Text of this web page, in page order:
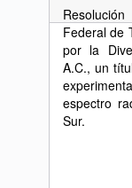
Federal de
por la
A.C., un
espectro
Sur.